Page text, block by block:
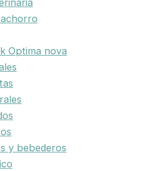
Optima nova
y bebederos